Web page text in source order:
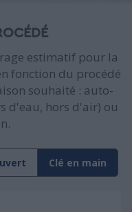
estimatif pour la
fonction du procédé
souhaité : auto-
d'eau, hors d'air) ou
Clé en main